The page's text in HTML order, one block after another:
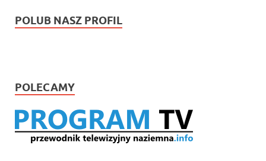
POLUB NASZ PROFIL
POLECAMY